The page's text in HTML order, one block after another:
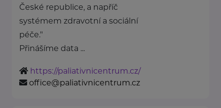
České republice, a napříč
systémem zdravotní a sociální
péče."
Přinášíme data ...
https://paliativnicentrum.cz/
office@paliativnicentrum.cz